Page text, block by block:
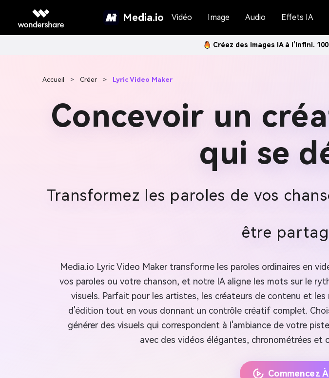
Media.io Vidéo Image Audio Effets IA
Créez des images IA à l’infini.
Accueil > Créer > Lyric Video Maker
Concevoir un
qui se
Transformez les paroles de vos
être
Media.io Lyric Video Maker transforme les paroles ordinaires en
vos paroles ou votre chanson, et notre IA aligne les mots sur le
visuels. Parfait pour les artistes, les créateurs de contenu et
d'édition tout en vous donnant un contrôle créatif complet.
générer des visuels qui correspondent à l'ambiance de votre
avec des vidéos élégantes, chronométrées et
Commencez